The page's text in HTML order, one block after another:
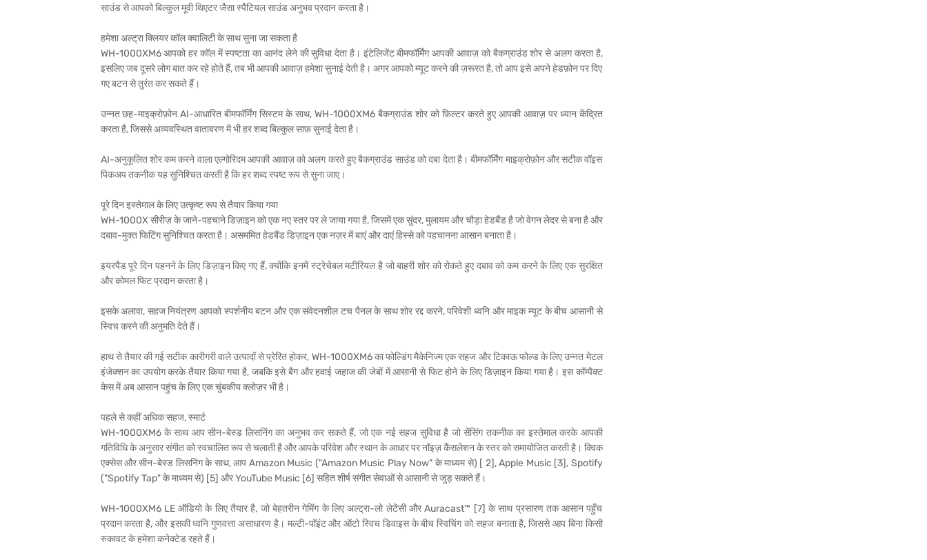
साउंड से आपको बिल्कुल मूवी थिएटर जैसा स्पैटियल साउंड अनुभव प्रदान करता है।
हमेशा अल्ट्रा क्लियर कॉल क्वालिटी के साथ सुना जा सकता है
WH-1000XM6 आपको हर कॉल में स्पष्टता का आनंद लेने की सुविधा देता है। इंटेलिजेंट बीमफॉर्मिंग आपकी आवाज़ को बैकग्राउंड शोर से अलग करता है,
इसलिए जब दूसरे लोग बात कर रहे होते हैं, तब भी आपकी आवाज़ हमेशा सुनाई देती है। अगर आपको म्यूट करने की ज़रूरत है, तो आप इसे अपने हेडफ़ोन पर दिए
गए बटन से तुरंत कर सकते हैं।
उन्नत छह-माइक्रोफ़ोन AI-आधारित बीमफॉर्मिंग सिस्टम के साथ, WH-1000XM6 बैकग्राउंड शोर को फ़िल्टर करते हुए आपकी आवाज़ पर ध्यान केंद्रित
करता है, जिससे अव्यवस्थित वातावरण में भी हर शब्द बिल्कुल साफ़ सुनाई देता है।
AI-अनुकूलित शोर कम करने वाला एल्गोरिदम आपकी आवाज़ को अलग करते हुए बैकग्राउंड साउंड को दबा देता है। बीमफॉर्मिंग माइक्रोफ़ोन और सटीक वॉइस
पिकअप तकनीक यह सुनिश्चित करती है कि हर शब्द स्पष्ट रूप से सुना जाए।
पूरे दिन इस्तेमाल के लिए उत्कृष्ट रूप से तैयार किया गया
WH-1000X सीरीज़ के जाने-पहचाने डिज़ाइन को एक नए स्तर पर ले जाया गया है, जिसमें एक सुंदर, मुलायम और चौड़ा हेडबैंड है जो वेगन लेदर से बना है और
दबाव-मुक्त फिटिंग सुनिश्चित करता है। असममित हेडबैंड डिज़ाइन एक नज़र में बाएं और दाएं हिस्से को पहचानना आसान बनाता है।
इयरपैड पूरे दिन पहनने के लिए डिज़ाइन किए गए हैं, क्योंकि इनमें स्ट्रेचेबल मटीरियल है जो बाहरी शोर को रोकते हुए दबाव को कम करने के लिए एक सुरक्षित
और कोमल फिट प्रदान करता है।
इसके अलावा, सहज नियंत्रण आपको स्पर्शनीय बटन और एक संवेदनशील टच पैनल के साथ शोर रद्द करने, परिवेशी ध्वनि और माइक म्यूट के बीच आसानी से
स्विच करने की अनुमति देते हैं।
हाथ से तैयार की गई सटीक कारीगरी वाले उत्पादों से प्रेरित होकर, WH-1000XM6 का फोल्डिंग मैकेनिज्म एक सहज और टिकाऊ फोल्ड के लिए उन्नत मेटल
इंजेक्शन का उपयोग करके तैयार किया गया है, जबकि इसे बैग और हवाई जहाज की जेबों में आसानी से फिट होने के लिए डिज़ाइन किया गया है। इस कॉम्पैक्ट
केस में अब आसान पहुंच के लिए एक चुंबकीय क्लोज़र भी है।
पहले से कहीं अधिक सहज, स्मार्ट
WH-1000XM6 के साथ आप सीन-बेस्ड लिसनिंग का अनुभव कर सकते हैं, जो एक नई सहज सुविधा है जो सेंसिंग तकनीक का इस्तेमाल करके आपकी
गतिविधि के अनुसार संगीत को स्वचालित रूप से चलाती है और आपके परिवेश और स्थान के आधार पर नॉइज़ कैंसलेशन के स्तर को समायोजित करती है। क्विक
एक्सेस और सीन-बेस्ड लिसनिंग के साथ, आप Amazon Music ("Amazon Music Play Now" के माध्यम से) [ 2], Apple Music [3], Spotify
("Spotify Tap" के माध्यम से) [5] और YouTube Music [6] सहित शीर्ष संगीत सेवाओं से आसानी से जुड़ सकते हैं।
WH-1000XM6 LE ऑडियो के लिए तैयार है, जो बेहतरीन गेमिंग के लिए अल्ट्रा-लो लेटेंसी और Auracast™ [7] के साथ प्रसारण तक आसान पहुँच
प्रदान करता है, और इसकी ध्वनि गुणवत्ता असाधारण है। मल्टी-पॉइंट और ऑटो स्विच डिवाइस के बीच स्विचिंग को सहज बनाता है, जिससे आप बिना किसी
रुकावट के हमेशा कनेक्टेड रहते हैं।